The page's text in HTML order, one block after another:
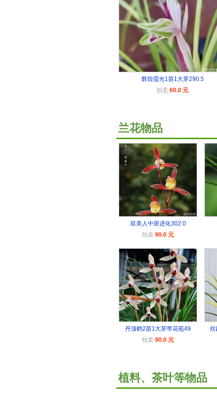
辉煌霞光1苗1大芽290.5
拍卖 60.0 元
兰花物品
双美人中斑进化302.0
拍卖 90.0 元
丹顶鹤2苗1大芽带花苞49
拍卖 90.0 元
丝
植料、茶叶等物品